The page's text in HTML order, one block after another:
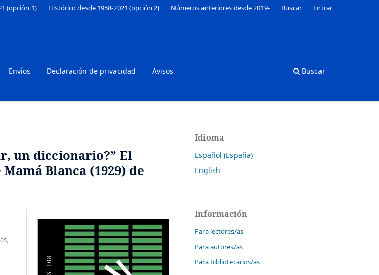
Envíos Declaración de privacidad Avisos Buscar
(opción 1) Histórico desde 1958-2021 (opción 2) Números anteriores desde 2019- Buscar Entrar
un diccionario?” El
Blanca (1929) de
Idioma
Español (España)
English
Información
Para lectores/as
Para autores/as
Para bibliotecarios/as